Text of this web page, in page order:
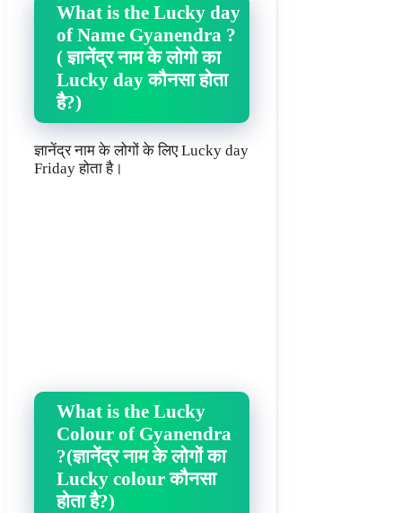
What is the Lucky day
of Name Gyanendra ?
( ज्ञानेंद्र नाम के लोगो का
Lucky day कौनसा होता
है?)
ज्ञानेंद्र नाम के लोगों के लिए Lucky day
Friday होता है।
What is the Lucky
Colour of Gyanendra
?(ज्ञानेंद्र नाम के लोगों का
Lucky colour कौनसा
होता है?)